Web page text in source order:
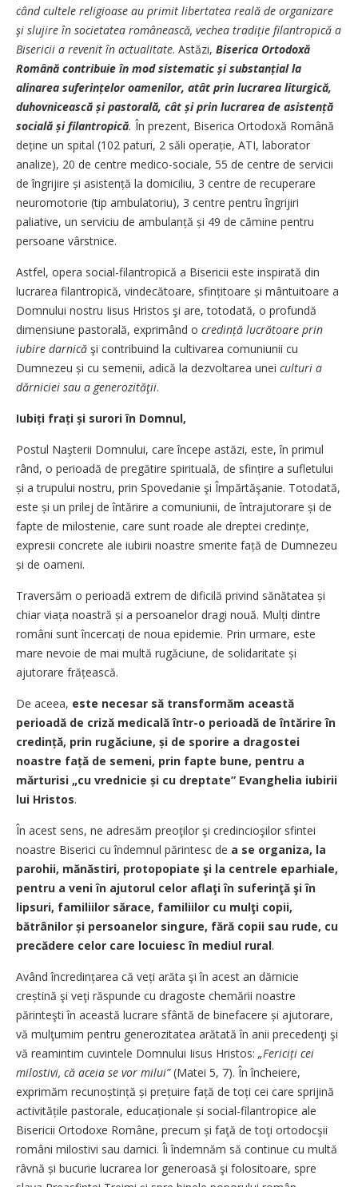
când cultele religioase au primit libertatea reală de organizare
şi slujire în societatea românească, vechea tradiție filantropică a
Bisericii a revenit în actualitate. Astăzi, ­ Biserica Ortodoxă
Română contribuie în mod sistematic și substan­țial la
alinarea sufe­rințelor oamenilor, atât prin lucrarea liturgică,
duhovnicească și pastorală, cât și prin lucrarea de asistență
socială și filantropică. În prezent, Biserica Ortodoxă Română
deține un spital (102 paturi, 2 săli operație, ATI, laborator
analize), 20 de centre medico-sociale, 55 de centre de servicii
de îngrijire și asistență la domiciliu, 3 centre de recuperare
neuromotorie (tip ambulatoriu), 3 centre pentru îngrijiri
paliative, un serviciu de ambulanță și 49 de cămine pentru
persoane vârstnice.
Astfel, opera social-filantropică a Bisericii este inspirată din
lucrarea filantropică, vindecătoare, sfințitoare și mântuitoare a
Domnului nostru Iisus Hristos şi are, totodată, o profundă
dimensiune pastorală, exprimând o credință lucrătoare prin
iubire darnică şi contribuind la cultivarea comuniunii cu
Dumnezeu și cu semenii, adică la dezvoltarea unei culturi a
dărniciei sau a generozităţii.
Iubiți frați și surori în Domnul,
Postul Naşterii Domnului, care începe astăzi, este, în primul
rând, o perioadă de pregătire spirituală, de sfințire a sufletului
și a trupului nostru, prin Spovedanie şi Împărtăşanie. Totodată,
este și un prilej de întărire a comuniunii, de întrajutorare și de
fapte de milostenie, care sunt roade ale dreptei credințe,
expresii concrete ale iubirii noastre smerite față de Dumnezeu
și de oameni.
Traversăm o perioadă extrem de dificilă privind sănătatea și
chiar viața noastră și a persoanelor dragi nouă. Mulți dintre
români sunt încercați de noua epidemie. Prin urmare, este
mare nevoie de mai multă rugăciune, de solidaritate și
ajutorare frățească.
De aceea, este necesar să transformăm această
perioadă de criză medicală într-o perioadă de întărire în
credință, prin rugăciune, și de sporire a dragostei
noastre față de semeni, prin fapte bune, pentru a
mărturisi „cu vrednicie și cu dreptate” Evanghelia iubirii
lui Hristos.
În acest sens, ne adresăm preoţilor şi credincioşilor sfintei
noastre Biserici cu îndemnul părintesc de a se organiza, la
parohii, mănăstiri, protopopiate şi la centrele eparhiale,
pentru a veni în ajutorul celor aflaţi în suferinţă şi în
lipsuri, familiilor sărace, familiilor cu mulţi copii,
bătrânilor și persoanelor singure, fără copii sau rude, cu
precădere celor care locuiesc în mediul rural.
Având încredințarea că veți arăta şi în acest an dărnicie
creștină şi veţi răspunde cu dragoste chemării noastre
părinteşti în această lucrare sfântă de binefacere și ajutorare,
vă mulţumim pentru generozitatea arătată în anii precedenţi şi
vă reamintim cuvintele Domnului Iisus Hristos: „Fericiți cei
milostivi, că aceia se vor milui”(Matei 5, 7). În încheiere,
exprimăm recunoștință și prețuire față de toți cei care sprijină
activitățile pastorale, educa­ționale și social-filantropice ale
Bisericii Ortodoxe Române, precum și faţă de toţi ortodocşii
români milostivi sau darnici. Îi îndemnăm să continue cu multă
râvnă și bucurie lucrarea lor generoasă şi folositoare, spre